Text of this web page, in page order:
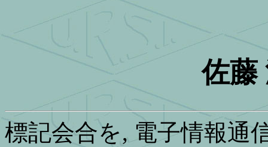
佐藤 源
標記会合を, 電子情報通